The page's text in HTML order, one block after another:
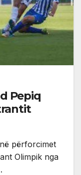
Pepiq
përforcimet
Olimpik nga